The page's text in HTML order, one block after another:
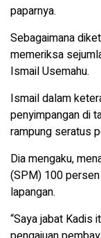
paparnya.
Sebagaimana
memeriksa
Ismail Usemahu.
Ismail dalam
penyimpangan di
rampung seratus
Dia mengaku,
(SPM) 100
lapangan.
“Saya jabat Kadis